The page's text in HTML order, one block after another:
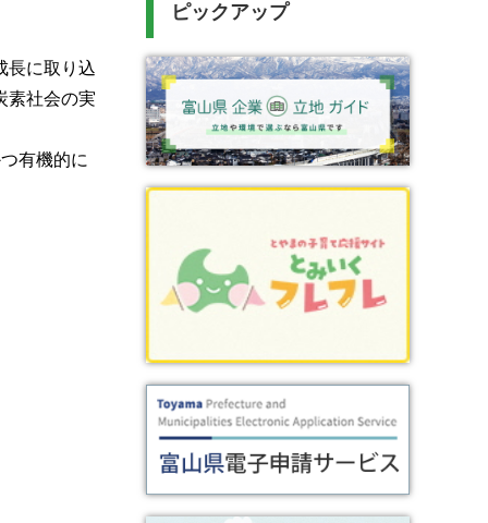
長に取り込
素社会の実
有機的に
ピックアップ